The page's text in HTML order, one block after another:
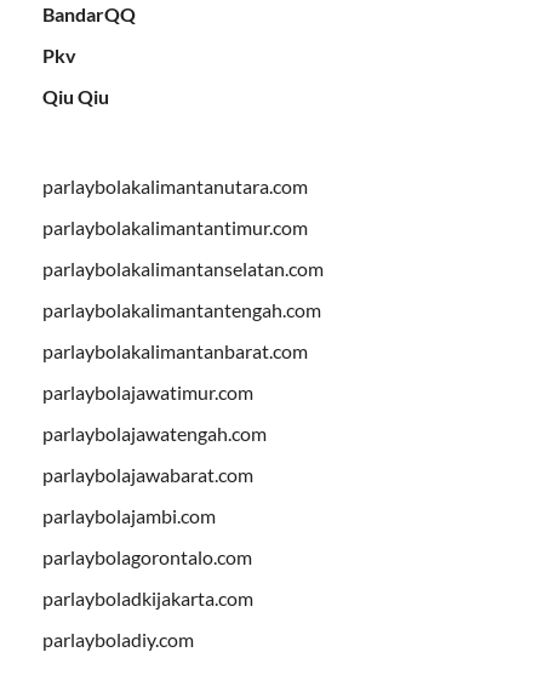
BandarQQ
Pkv
Qiu Qiu
parlaybolakalimantanutara.com
parlaybolakalimantantimur.com
parlaybolakalimantanselatan.com
parlaybolakalimantantengah.com
parlaybolakalimantanbarat.com
parlaybolajawatimur.com
parlaybolajawatengah.com
parlaybolajawabarat.com
parlaybolajambi.com
parlaybolagorontalo.com
parlayboladkijakarta.com
parlayboladiy.com